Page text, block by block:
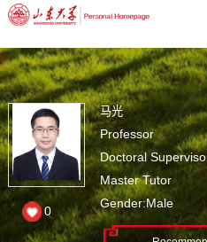
马光
Professor
Doctoral
Master Tutor
Gender:Male
0